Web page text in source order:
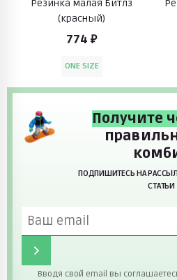
Резинка малая Битлз
(красный)
774 ₽
ONE SIZE
Получите
ПОДПИШИТЕСЬ НА
Вводя свой email вы